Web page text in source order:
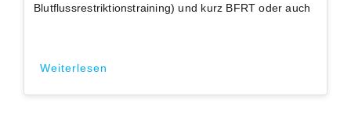
Blutflussrestriktionstraining) und kurz BFRT oder auch
Weiterlesen